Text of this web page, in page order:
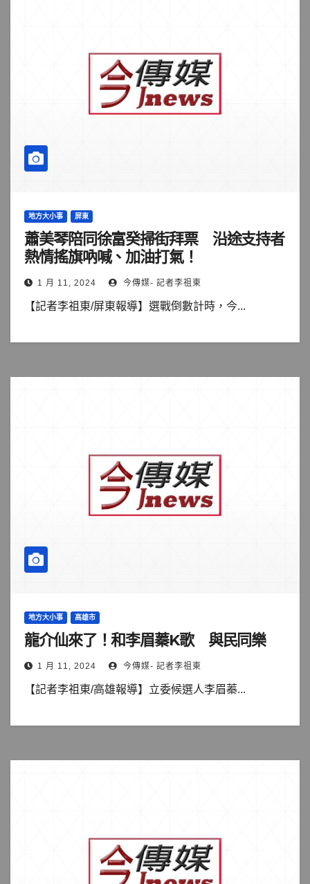
地方大小事 屏東
蕭美琴陪同徐富癸掃街拜票 沿途支持者
熱情搖旗吶喊、加油打氣！
1 月 11, 2024 今傳媒- 記者李祖東
【記者李祖東/屏東報導】選戰倒數計時，今...
地方大小事 高雄市
龍介仙來了！和李眉蓁K歌 與民同樂
1 月 11, 2024 今傳媒- 記者李祖東
【記者李祖東/高雄報導】立委候選人李眉蓁...